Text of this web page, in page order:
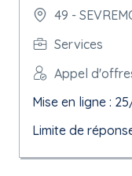
49 -
Services
Appel
Mise en ligne :
Limite de